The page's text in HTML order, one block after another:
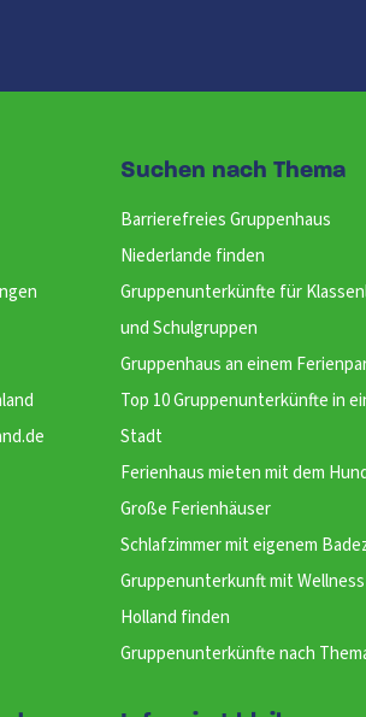
Suchen nach Thema
Barrierefreies Gruppenhaus
Niederlande finden
Gruppenunterkünfte für
und Schulgruppen
Gruppenhaus an einem
Top 10 Gruppenunterkünfte in
Stadt
Ferienhaus mieten mit dem
Große Ferienhäuser
Schlafzimmer mit eigenem
Gruppenunterkunft mit
Holland finden
Gruppenunterkünfte nach